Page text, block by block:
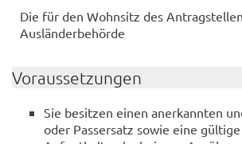
Die für den Wohnsitz des
Ausländerbehörde
Voraussetzungen
Sie besitzen einen anerkannten
oder Passersatz sowie eine gültige